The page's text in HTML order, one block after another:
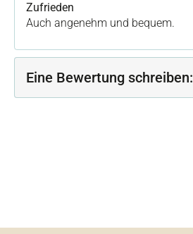
Zufrieden
Auch angenehm und bequem.
Eine Bewertung schreiben: